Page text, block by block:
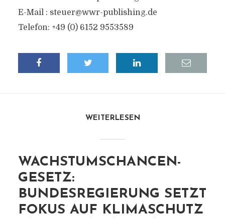
E-Mail : steuer@wwr-publishing.de
Telefon: +49 (0) 6152 9553589
WEITERLESEN
WACHSTUMSCHANCEN-
GESETZ:
BUNDESREGIERUNG SETZT
FOKUS AUF KLIMASCHUTZ